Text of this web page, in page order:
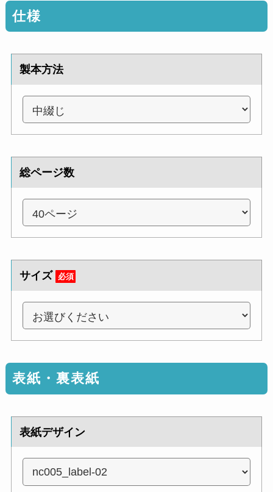
仕様
製本方法
総ページ数
サイズ 必須
表紙・裏表紙
表紙デザイン